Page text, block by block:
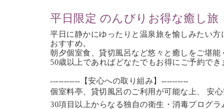
平日限定 のんびりお得な癒し旅
平日に静かにゆったりと温泉旅を愉しみたい方
おすすめ。
朝夕個室食、貸切風呂など悠々と癒しをご堪能
50歳以上であればどなたでもお得にご予約でき
-----------【安心への取り組み】----------
個室料亭、貸切風呂のご利用が可能な上、 安
30項目以上からなる独自の衛生・消毒プログ